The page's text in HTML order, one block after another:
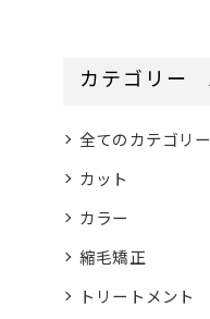
カテゴリー
全てのカテゴリー
カット
カラー
縮毛矯正
トリートメント